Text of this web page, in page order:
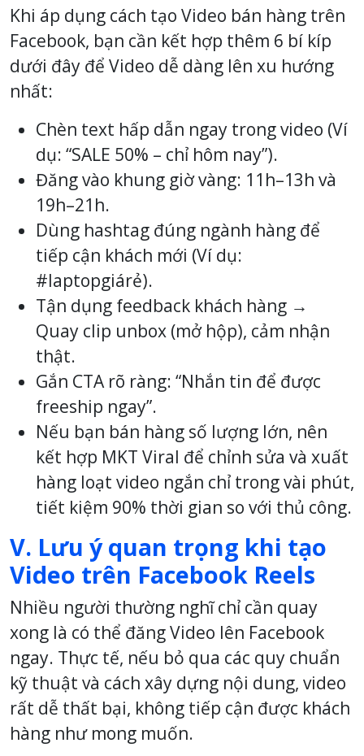
Khi áp dụng cách tạo Video bán hàng trên
Facebook, bạn cần kết hợp thêm 6 bí kíp
dưới đây để Video dễ dàng lên xu hướng
nhất:
Chèn text hấp dẫn ngay trong video (Ví
dụ: “SALE 50% – chỉ hôm nay”).
Đăng vào khung giờ vàng: 11h–13h và
19h–21h.
Dùng hashtag đúng ngành hàng để
tiếp cận khách mới (Ví dụ:
#laptopgiárẻ).
Tận dụng feedback khách hàng →
Quay clip unbox (mở hộp), cảm nhận
thật.
Gắn CTA rõ ràng: “Nhắn tin để được
freeship ngay”.
Nếu bạn bán hàng số lượng lớn, nên
kết hợp MKT Viral để chỉnh sửa và xuất
hàng loạt video ngắn chỉ trong vài phút,
tiết kiệm 90% thời gian so với thủ công.
V. Lưu ý quan trọng khi tạo
Video trên Facebook Reels
Nhiều người thường nghĩ chỉ cần quay
xong là có thể đăng Video lên Facebook
ngay. Thực tế, nếu bỏ qua các quy chuẩn
kỹ thuật và cách xây dựng nội dung, video
rất dễ thất bại, không tiếp cận được khách
hàng như mong muốn.